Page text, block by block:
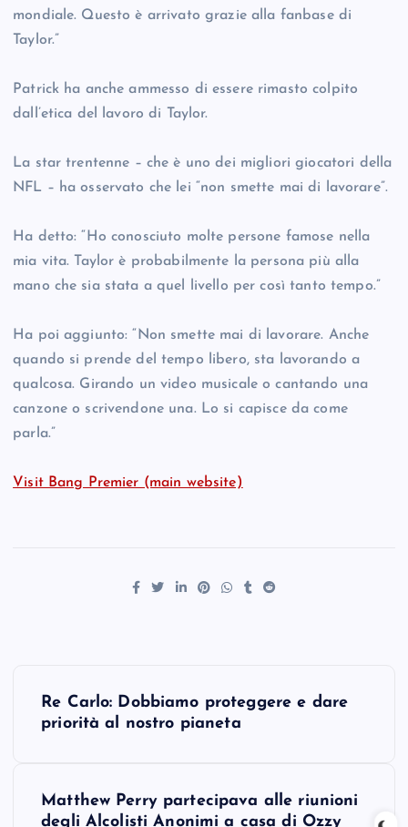
mondiale. Questo è arrivato grazie alla fanbase di
Taylor.”
Patrick ha anche ammesso di essere rimasto colpito
dall’etica del lavoro di Taylor.
La star trentenne – che è uno dei migliori giocatori della
NFL – ha osservato che lei “non smette mai di lavorare”.
Ha detto: “Ho conosciuto molte persone famose nella
mia vita. Taylor è probabilmente la persona più alla
mano che sia stata a quel livello per così tanto tempo.”
Ha poi aggiunto: “Non smette mai di lavorare. Anche
quando si prende del tempo libero, sta lavorando a
qualcosa. Girando un video musicale o cantando una
canzone o scrivendone una. Lo si capisce da come
parla.”
Visit Bang Premier (main website)
Re Carlo: Dobbiamo proteggere e dare
priorità al nostro pianeta
Matthew Perry partecipava alle riunioni
degli Alcolisti Anonimi a casa di Ozzy